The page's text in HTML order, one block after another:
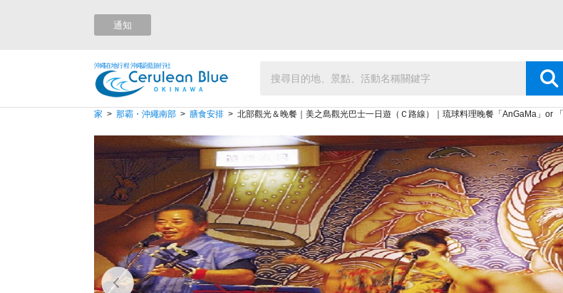
通知
沖繩在地行程 沖繩蔚藍旅行社
家 那霸・沖繩南部 膳食安排 北部觀光＆晚餐｜美之島觀光巴士一日遊（Ｃ路線）｜琉球料理晚餐「AnGaMa」or